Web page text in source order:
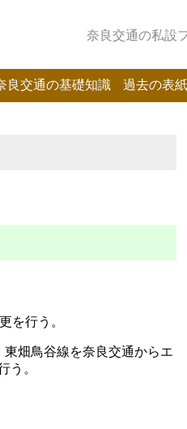
奈良交通の私設
良交通の基礎知識 過去の表
を行う。
畑鳥谷線を奈良交通からエ
う。